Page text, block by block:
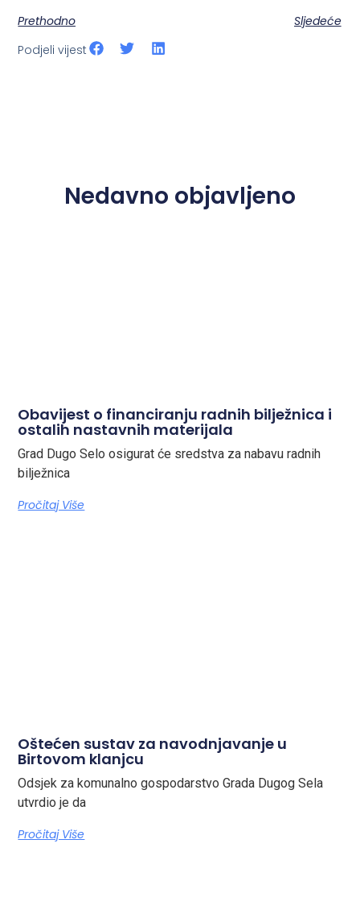
Prethodno
Sljedeće
Podjeli vijest
Nedavno objavljeno
Obavijest o financiranju radnih bilježnica i
ostalih nastavnih materijala
Grad Dugo Selo osigurat će sredstva za nabavu radnih
bilježnica
Pročitaj Više
Oštećen sustav za navodnjavanje u
Birtovom klanjcu
Odsjek za komunalno gospodarstvo Grada Dugog Sela
utvrdio je da
Pročitaj Više